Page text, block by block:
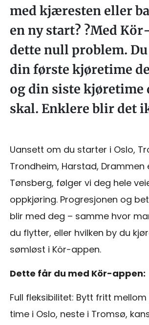
med kjæresten eller
en ny start? ?Med
dette null problem.
din første kjøretime
og din siste kjøretime
skal. Enklere blir det
Uansett om du starter i Oslo,
Trondheim, Harstad, Drammen
Tønsberg, følger vi deg hele
oppkjøring. Progresjonen og
blir med deg – samme hvor
du flytter, eller hvilken by du
sømløst i Kör-appen.
Dette får du med Kör-appen:
Full fleksibilitet: Bytt fritt mellom
time i Oslo, neste i Tromsø,